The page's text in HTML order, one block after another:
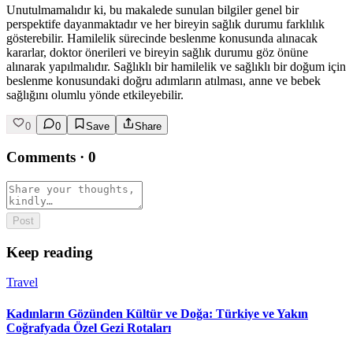
Unutulmamalıdır ki, bu makalede sunulan bilgiler genel bir
perspektife dayanmaktadır ve her bireyin sağlık durumu farklılık
gösterebilir. Hamilelik sürecinde beslenme konusunda alınacak
kararlar, doktor önerileri ve bireyin sağlık durumu göz önüne
alınarak yapılmalıdır. Sağlıklı bir hamilelik ve sağlıklı bir doğum için
beslenme konusundaki doğru adımların atılması, anne ve bebek
sağlığını olumlu yönde etkileyebilir.
0 0 Save Share
Comments · 0
Post
Keep reading
Travel
Kadınların Gözünden Kültür ve Doğa: Türkiye ve Yakın
Coğrafyada Özel Gezi Rotaları